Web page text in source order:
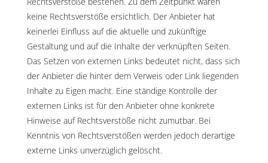
keine Rechtsverstöße ersichtlich. Der Anbieter hat
keinerlei Einfluss auf die aktuelle und zukünftige
Gestaltung und auf die Inhalte der verknüpften Seiten.
Das Setzen von externen Links bedeutet nicht, dass sich
der Anbieter die hinter dem Verweis oder Link liegenden
Inhalte zu Eigen macht. Eine ständige Kontrolle der
externen Links ist für den Anbieter ohne konkrete
Hinweise auf Rechtsverstöße nicht zumutbar. Bei
Kenntnis von Rechtsverstößen werden jedoch derartige
externe Links unverzüglich gelöscht.